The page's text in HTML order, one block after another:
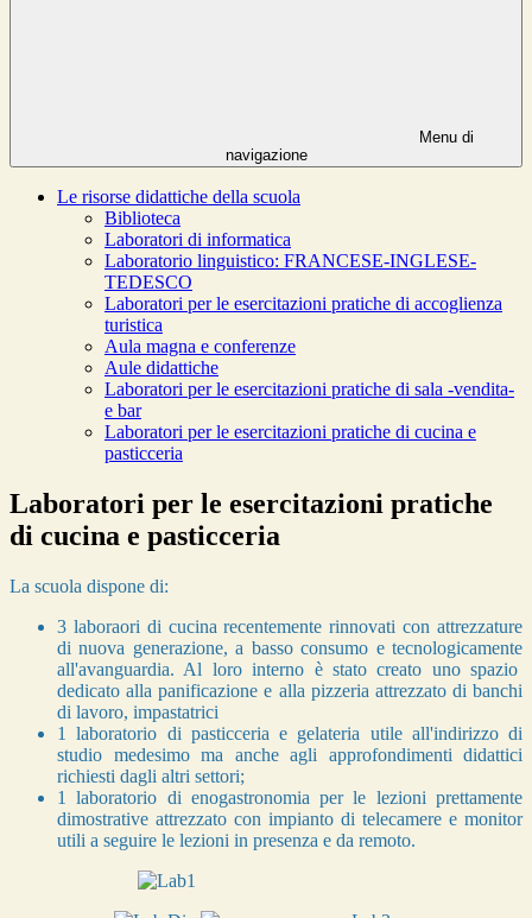
Menu di
navigazione
Le risorse didattiche della scuola
Biblioteca
Laboratori di informatica
Laboratorio linguistico: FRANCESE-INGLESE-
TEDESCO
Laboratori per le esercitazioni pratiche di accoglienza
turistica
Aula magna e conferenze
Aule didattiche
Laboratori per le esercitazioni pratiche di sala -vendita-
e bar
Laboratori per le esercitazioni pratiche di cucina e
pasticceria
Laboratori per le esercitazioni pratiche
di cucina e pasticceria
La scuola dispone di:
3 laboraori di cucina recentemente rinnovati con attrezzature
di nuova generazione, a basso consumo e tecnologicamente
all'avanguardia. Al loro interno è stato creato uno spazio
dedicato alla panificazione e alla pizzeria attrezzato di banchi
di lavoro, impastatrici
1 laboratorio di pasticceria e gelateria utile all'indirizzo di
studio medesimo ma anche agli approfondimenti didattici
richiesti dagli altri settori;
1 laboratorio di enogastronomia per le lezioni prettamente
dimostrative attrezzato con impianto di telecamere e monitor
utili a seguire le lezioni in presenza e da remoto.